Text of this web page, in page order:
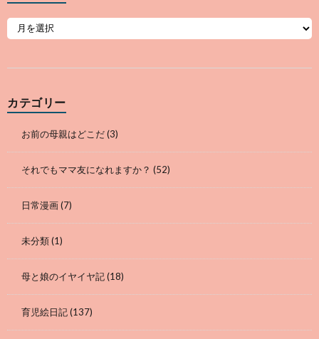
カテゴリー
お前の母親はどこだ(3)
それでもママ友になれますか？ (52)
日常漫画(7)
未分類(1)
母と娘のイヤイヤ記(18)
育児絵日記(137)